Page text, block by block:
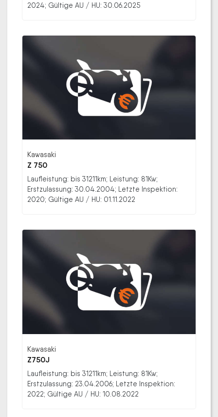
2024; Gültige AU / HU: 30.06.2025
Kawasaki
Z 750
Laufleistung: bis 31211km; Leistung: 81Kw;
Erstzulassung: 30.04.2004; Letzte Inspektion:
2020; Gültige AU / HU: 01.11.2022
Kawasaki
Z750J
Laufleistung: bis 31211km; Leistung: 81Kw;
Erstzulassung: 23.04.2006; Letzte Inspektion:
2022; Gültige AU / HU: 10.08.2022